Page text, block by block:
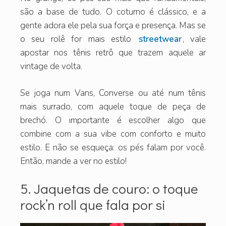
são a base de tudo. O coturno é clássico, e a
gente adora ele pela sua força e presença. Mas se
o seu rolê for mais estilo
streetwear, vale
apostar nos tênis retrô que trazem aquele ar
vintage de volta.
Se joga num Vans, Converse ou até num tênis
mais surrado, com aquele toque de peça de
brechó. O importante é escolher algo que
combine com a sua vibe com conforto e muito
estilo. E não se esqueça: os pés falam por você.
Então, mande a ver no estilo!
5. Jaquetas de couro: o toque
rock’n roll que fala por si